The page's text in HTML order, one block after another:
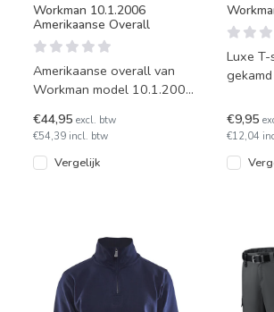
Workman 10.1.2006
Amerikaanse Overall
Amerikaanse overall van
Workman model 10.1.2006.
in diverse maten leverb
€44,95 excl. btw
€54,39 incl. btw
Vergelijk
Luxe
ui
€9,95
€12,04